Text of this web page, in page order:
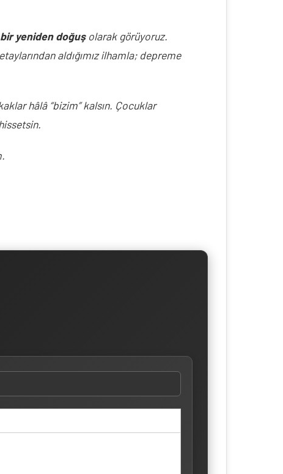
yeniden doğuş olarak görüyoruz.
aldığımız ilhamla; depreme
hâlâ “bizim” kalsın. Çocuklar